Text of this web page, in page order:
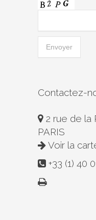
Contactez-
2 rue de la
PARIS
Voir la
+33 (1) 40